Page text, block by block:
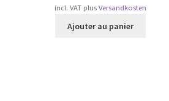
incl. VAT plus Versandkosten
Ajouter au panier